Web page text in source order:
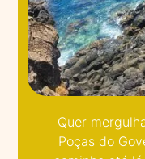
Quer
Poças do